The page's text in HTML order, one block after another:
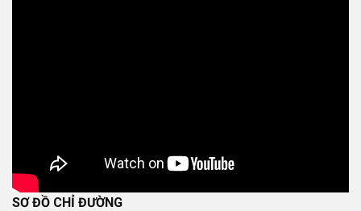
SƠ ĐỒ CHỈ ĐƯỜNG